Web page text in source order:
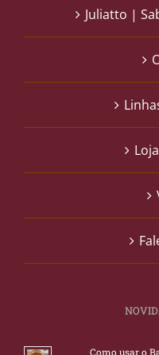
Juliatto |
Como usar o